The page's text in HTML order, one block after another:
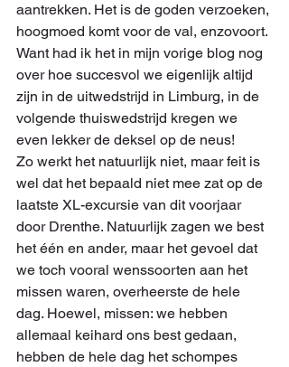
aantrekken. Het is de goden verzoeken,
hoogmoed komt voor de val, enzovoort.
Want had ik het in mijn vorige blog nog
over hoe succesvol we eigenlijk altijd
zijn in de uitwedstrijd in Limburg, in de
volgende thuiswedstrijd kregen we
even lekker de deksel op de neus!
Zo werkt het natuurlijk niet, maar feit is
wel dat het bepaald niet mee zat op de
laatste XL-excursie van dit voorjaar
door Drenthe. Natuurlijk zagen we best
het één en ander, maar het gevoel dat
we toch vooral wenssoorten aan het
missen waren, overheerste de hele
dag. Hoewel, missen: we hebben
allemaal keihard ons best gedaan,
hebben de hele dag het schompes